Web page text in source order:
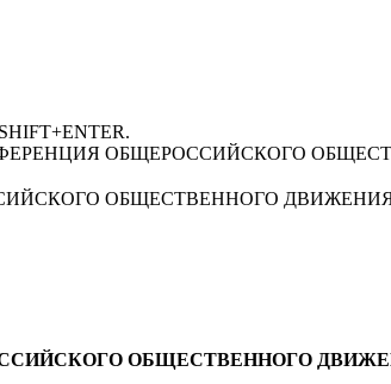
ОБЩЕРОССИЙСКОГО
ОБЩЕСТВЕННОГО
ОБЩЕСТВЕННОГО